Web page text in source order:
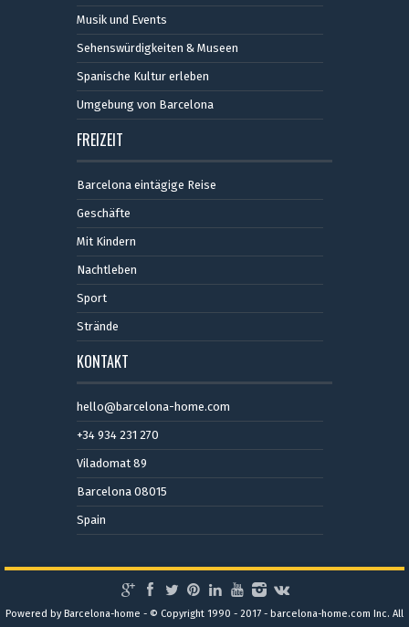
Musik und Events
Sehenswürdigkeiten & Museen
Spanische Kultur erleben
Umgebung von Barcelona
FREIZEIT
Barcelona eintägige Reise
Geschäfte
Mit Kindern
Nachtleben
Sport
Strände
KONTAKT
hello@barcelona-home.com
+34 934 231 270
Viladomat 89
Barcelona 08015
Spain
Powered by Barcelona-home - © Copyright 1990 - 2017 - barcelona-home.com Inc. All